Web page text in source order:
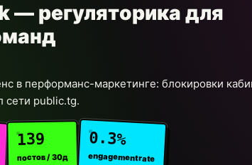
— регуляторика для
в перформанс-маркетинге: блокировки
сети public.tg.
139
постов / 30д
0.3%
engagement rate